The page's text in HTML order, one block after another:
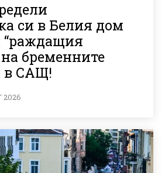
си в Белия дом
“раждащия
бременните
в САЩ!